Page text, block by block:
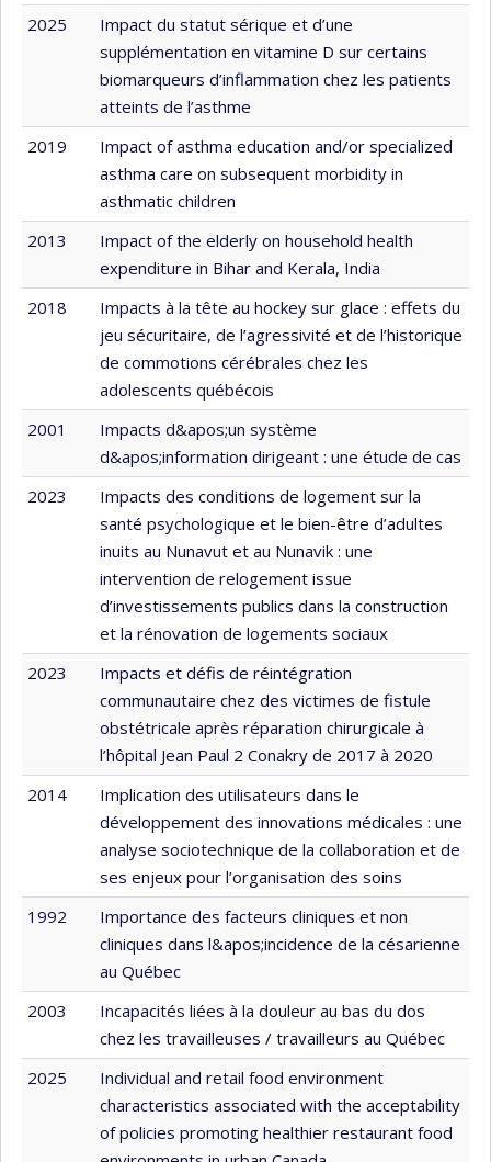
2025
Impact du statut sérique et d’une
supplémentation en vitamine D sur certains
biomarqueurs d’inflammation chez les patients
atteints de l’asthme
2019
Impact of asthma education and/or specialized
asthma care on subsequent morbidity in
asthmatic children
2013
Impact of the elderly on household health
expenditure in Bihar and Kerala, India
2018
Impacts à la tête au hockey sur glace : effets du
jeu sécuritaire, de l’agressivité et de l’historique
de commotions cérébrales chez les
adolescents québécois
2001
Impacts d&apos;un système
d&apos;information dirigeant : une étude de cas
2023
Impacts des conditions de logement sur la
santé psychologique et le bien-être d’adultes
inuits au Nunavut et au Nunavik : une
intervention de relogement issue
d’investissements publics dans la construction
et la rénovation de logements sociaux
2023
Impacts et défis de réintégration
communautaire chez des victimes de fistule
obstétricale après réparation chirurgicale à
l’hôpital Jean Paul 2 Conakry de 2017 à 2020
2014
Implication des utilisateurs dans le
développement des innovations médicales : une
analyse sociotechnique de la collaboration et de
ses enjeux pour l’organisation des soins
1992
Importance des facteurs cliniques et non
cliniques dans l&apos;incidence de la césarienne
au Québec
2003
Incapacités liées à la douleur au bas du dos
chez les travailleuses / travailleurs au Québec
2025
Individual and retail food environment
characteristics associated with the acceptability
of policies promoting healthier restaurant food